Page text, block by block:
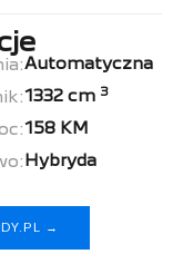
Automatyczna
1332 cm 3
158 KM
Hybryda
→